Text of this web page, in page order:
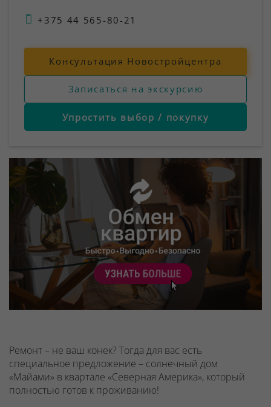
+375 44 565-80-21
Консультация Новостройцентра
Записаться на экскурсию
Упростить выбор / покупку
Ремонт – не ваш конек? Тогда для вас есть
специальное предложение – солнечный дом
«Майами» в квартале «Северная Америка», который
полностью готов к проживанию!